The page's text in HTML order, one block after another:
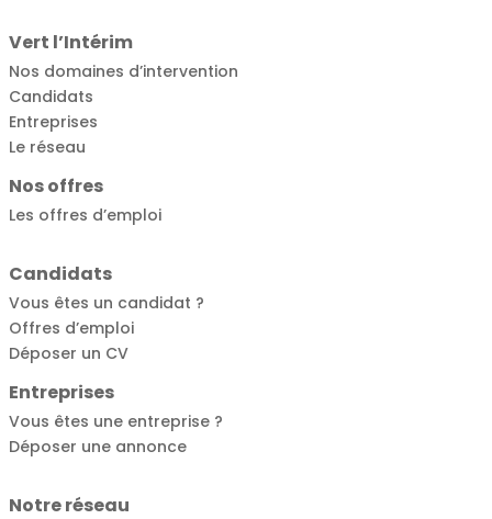
Vert l’Intérim
Nos domaines d’intervention
Candidats
Entreprises
Le réseau
Nos offres
Les offres d’emploi
Candidats
Vous êtes un candidat ?
Offres d’emploi
Déposer un CV
Entreprises
Vous êtes une entreprise ?
Déposer une annonce
Notre réseau